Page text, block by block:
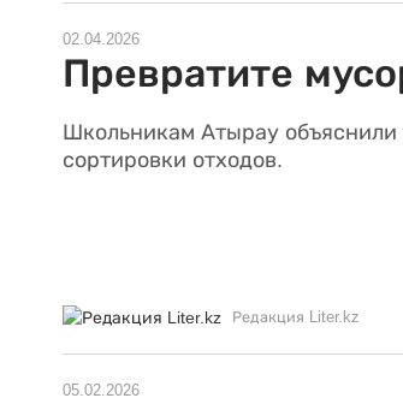
02.04.2026
Превратите
Школьникам Атырау
сортировки отходов.
Редакция Liter.kz
05.02.2026